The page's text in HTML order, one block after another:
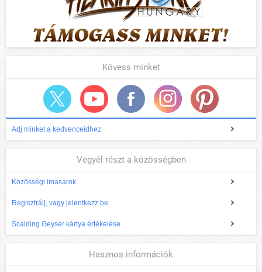
Kövess minket
Adj minket a kedvenceidhez
Vegyél részt a közösségben
Közösségi imasarok
Regisztrálj, vagy jelentkezz be
Scalding Geyser kártya értékelése
Hasznos információk